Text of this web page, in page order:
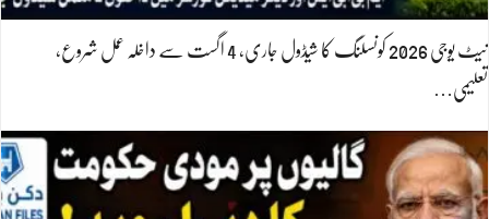
نیٹ یوجی 2026 کونسلنگ کا شیڈول جاری، 4 اگست سے داخلہ عمل شروع،
تعلیمی…